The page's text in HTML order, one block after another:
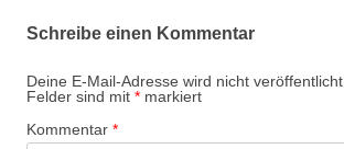
Schreibe einen Kommentar
Deine E-Mail-Adresse wird nicht veröffentlicht.
Felder sind mit * markiert
Kommentar *